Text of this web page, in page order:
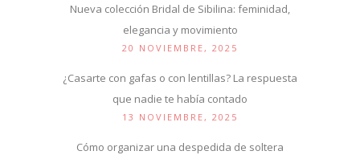
Nueva colección Bridal de Sibilina: feminidad,
elegancia y movimiento
20 NOVIEMBRE, 2025
¿Casarte con gafas o con lentillas? La respuesta
que nadie te había contado
13 NOVIEMBRE, 2025
Cómo organizar una despedida de soltera